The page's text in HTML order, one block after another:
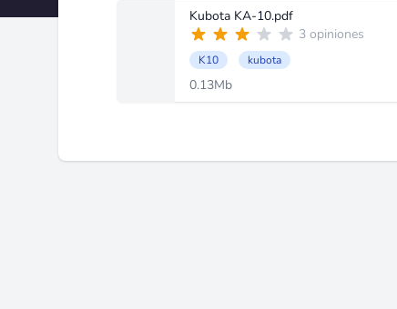
Kubota KA-10.pdf
3 opiniones
K10 kubota
0.13Mb